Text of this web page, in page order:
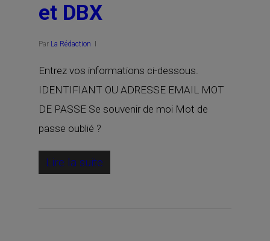
et DBX
Par La Rédaction
Entrez vos informations ci-dessous.
IDENTIFIANT OU ADRESSE EMAIL MOT
DE PASSE Se souvenir de moi Mot de
passe oublié ?
Lire la suite